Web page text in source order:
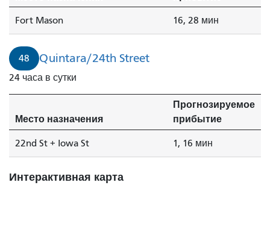
St
займет
1
минуту.
Fort Mason 16, 28 мин
48 Quintara/24th Street
24 часа в сутки
Место назначения
Прогнозируемое
прибытие
22nd St + Iowa St 1, 16 мин
Интерактивная карта